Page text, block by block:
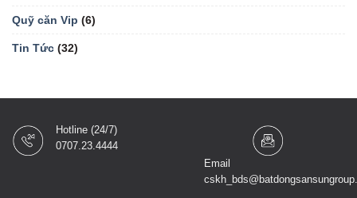
Quỹ căn Vip (6)
Tin Tức (32)
Hotline (24/7)
0707.23.4444
Email